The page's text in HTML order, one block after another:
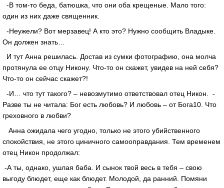
-В том-то беда, батюшка, что они оба крещеные. Мало того:
один из них даже священник.
-Неужели? Вот мерзавец! А кто это? Нужно сообщить Владыке.
Он должен знать…
И тут Анна решилась. Достав из сумки фотографию, она молча
протянула ее отцу Никону. Что-то он скажет, увидев на ней себя?
Что-то он сейчас скажет?!
-И… что тут такого? – невозмутимо ответствовал отец Никон. -
Разве ты не читала: Бог есть любовь? И любовь – от Бога10. Что
греховного в любви?
Анна ожидала чего угодно, только не этого убийственного
спокойствия, не этого циничного самооправдания. Тем временем
отец Никон продолжал:
-А ты, однако, ушлая баба. И сынок твой весь в тебя – свою
выгоду блюдет, еще как блюдет. Молодой, да ранний. Помяни